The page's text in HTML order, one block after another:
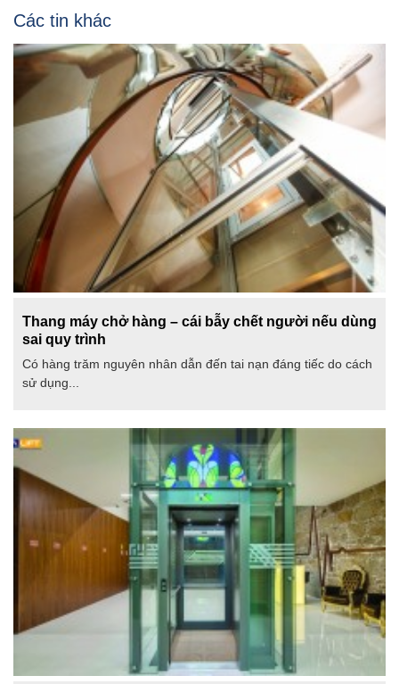
Các tin khác
Thang máy chở hàng – cái bẫy chết người nếu dùng
sai quy trình
Có hàng trăm nguyên nhân dẫn đến tai nạn đáng tiếc do cách
sử dụng...